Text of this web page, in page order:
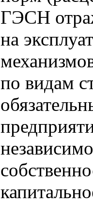
ГЭСН
на
по видам